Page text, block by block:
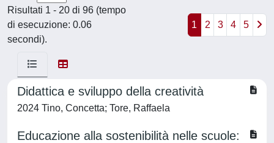
Risultati 1 - 20 di 96 (tempo
di esecuzione: 0.06
secondi).
1 2 3 4 5
Didattica e sviluppo della creatività
2024 Tino, Concetta; Tore, Raffaela
Educazione alla sostenibilità nelle scuole: